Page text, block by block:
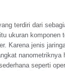
terdiri dari
ukuran komponen
Karena jenis
nanometriknya
seperti